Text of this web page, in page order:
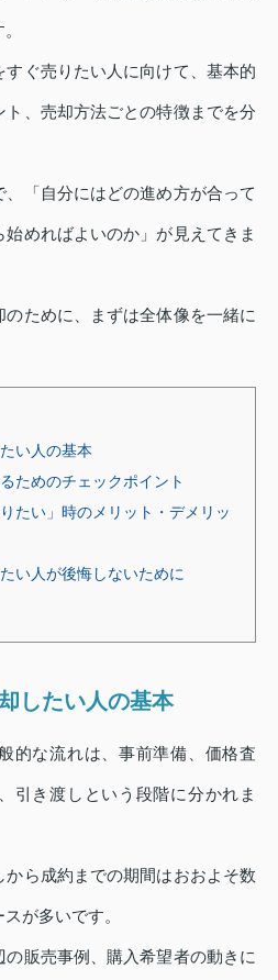
すぐ売りたい人に向けて、基本的
、売却方法ごとの特徴までを分
「自分にはどの進め方が合って
めればよいのか」が見えてきま
ために、まずは全体像を一緒に
い人の基本
ためのチェックポイント
たい」時のメリット・デメリッ
い人が後悔しないために
したい人の基本
的な流れは、事前準備、価格査
引き渡しという段階に分かれま
ら成約までの期間はおおよそ数
が多いです。
販売事例、購入希望者の動きに